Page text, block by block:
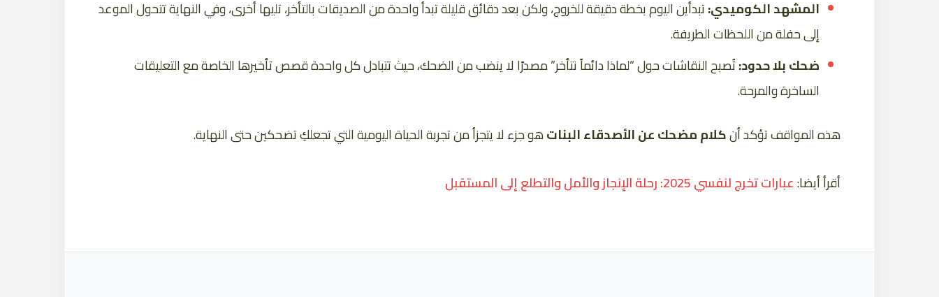
المشهد الكوميدي:تبدأين اليوم بخطة دقيقة للخروج، ولكن بعد دقائق قليلة تبدأ واحدة من الصديقات بالتأخر، تليها أخرى، وفي النهاية تتحول الموعد
إلى حفلة من اللحظات الطريفة.
ضحك بلا حدود:تُصبح النقاشات حول “لماذا دائماً نتأخر” مصدرًا لا ينضب من الضحك، حيث تتبادل كل واحدة قصص تأخيرها الخاصة مع التعليقات
الساخرة والمرحة.
هذه المواقف تؤكد أنكلام مضحك عن الأصدقاء البناتهو جزء لا يتجزأ من تجربة الحياة اليومية التي تجعلكِ تضحكين حتى النهاية.
أقرأ أيضا:عبارات تخرج لنفسي 2025: رحلة الإنجاز والأمل والتطلع إلى المستقبل